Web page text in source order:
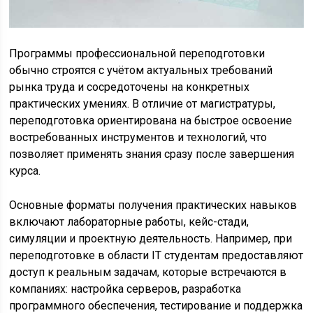
Программы профессиональной переподготовки
обычно строятся с учётом актуальных требований
рынка труда и сосредоточены на конкретных
практических умениях. В отличие от магистратуры,
переподготовка ориентирована на быстрое освоение
востребованных инструментов и технологий, что
позволяет применять знания сразу после завершения
курса.
Основные форматы получения практических навыков
включают лабораторные работы, кейс-стади,
симуляции и проектную деятельность. Например, при
переподготовке в области IT студентам предоставляют
доступ к реальным задачам, которые встречаются в
компаниях: настройка серверов, разработка
программного обеспечения, тестирование и поддержка